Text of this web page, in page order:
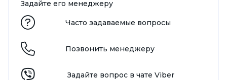
Задайте его менеджеру
Часто задаваемые вопросы
Позвонить менеджеру
Задайте вопрос в чате Viber